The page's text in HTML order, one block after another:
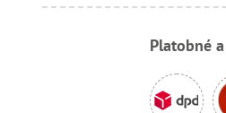
Platobné